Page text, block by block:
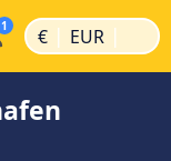
€ | EUR |